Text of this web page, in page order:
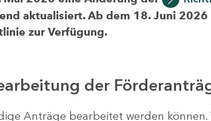
aktualisiert. Ab dem 18. Juni
zur Verfügung.
der
Anträge bearbeitet werden